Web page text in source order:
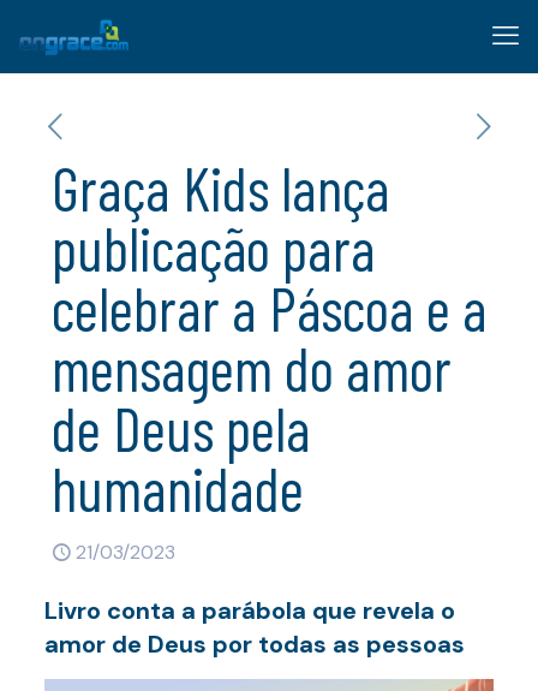
Graça Kids lança
publicação para
celebrar a Páscoa e a
mensagem do amor
de Deus pela
humanidade
21/03/2023
Livro conta a parábola que revela o
amor de Deus por todas as pessoas